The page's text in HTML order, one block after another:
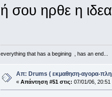
ή σου ηρθε η
everything that has a begining , has an end...
Απ: Drums ( εκμαθηση-αγορα-
« Απάντηση #51 στις: 07/01/06, 20:51